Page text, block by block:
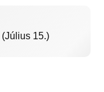
15.)